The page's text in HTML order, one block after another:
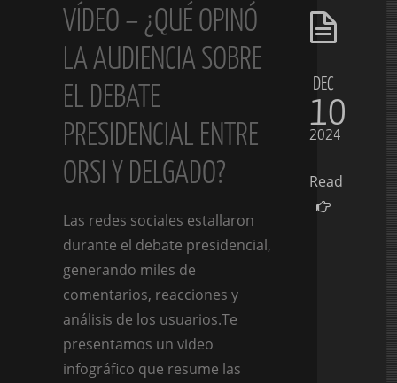
VÍDEO – ¿QUÉ OPINÓ
LA AUDIENCIA SOBRE
EL DEBATE
PRESIDENCIAL ENTRE
ORSI Y DELGADO?
Las redes sociales estallaron
durante el debate presidencial,
generando miles de
comentarios, reacciones y
análisis de los usuarios.Te
presentamos un video
infográfico que resume las
DEC
10
2024
Read